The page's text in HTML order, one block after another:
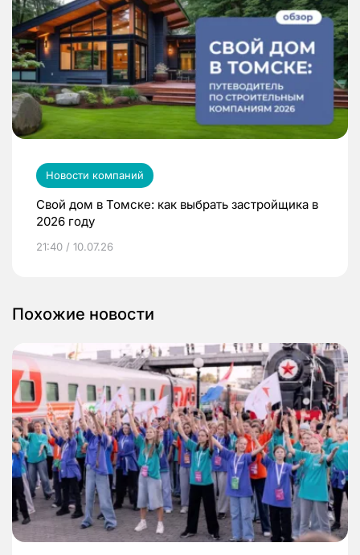
Новости компаний
Свой дом в Томске: как выбрать застройщика в
2026 году
21:40 / 10.07.26
Похожие новости